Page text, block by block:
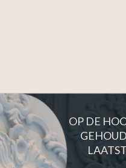
OP DE